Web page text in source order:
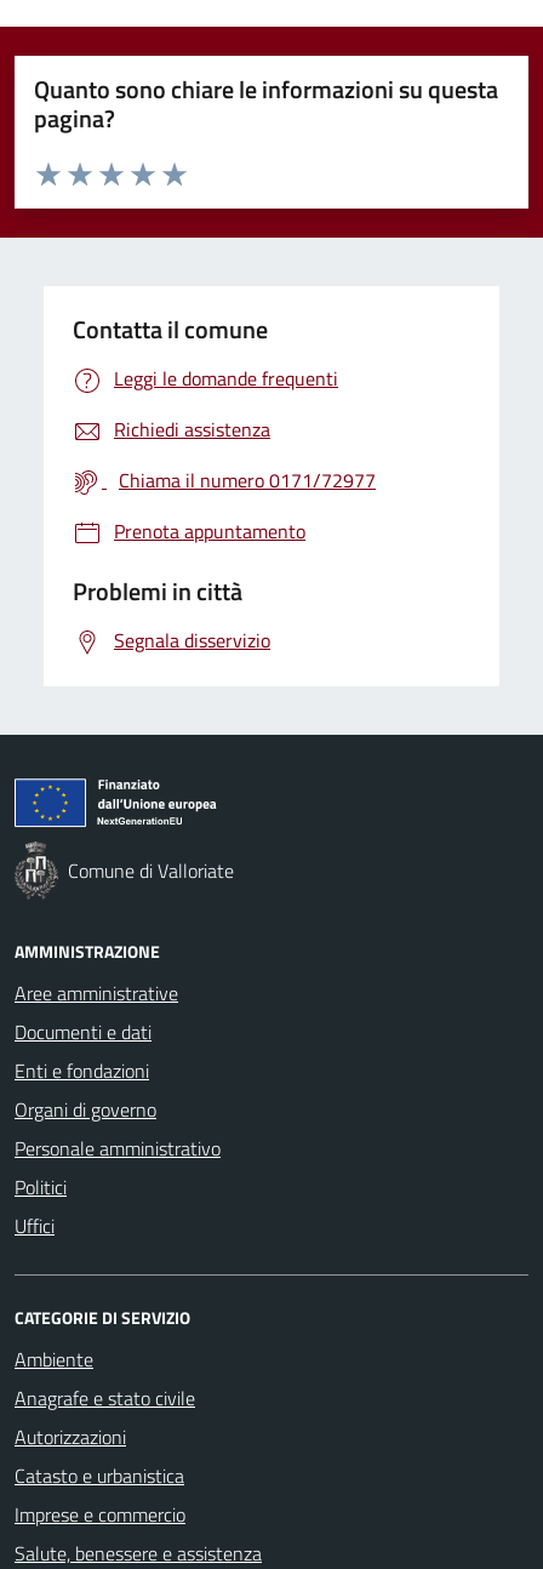
Quanto sono chiare le informazioni su questa
pagina?
Valuta da 1 a 5 stelle la pagina
Valuta 5 stelle su 5
Valuta 4 stelle su 5
Valuta 3 stelle su 5
Valuta 2 stelle su 5
Valuta 1 stelle su 5
Contatta il comune
Leggi le domande frequenti
Richiedi assistenza
Chiama il numero 0171/72977
Prenota appuntamento
Problemi in città
Segnala disservizio
Comune di Valloriate
AMMINISTRAZIONE
Aree amministrative
Documenti e dati
Enti e fondazioni
Organi di governo
Personale amministrativo
Politici
Uffici
CATEGORIE DI SERVIZIO
Ambiente
Anagrafe e stato civile
Autorizzazioni
Catasto e urbanistica
Imprese e commercio
Salute, benessere e assistenza